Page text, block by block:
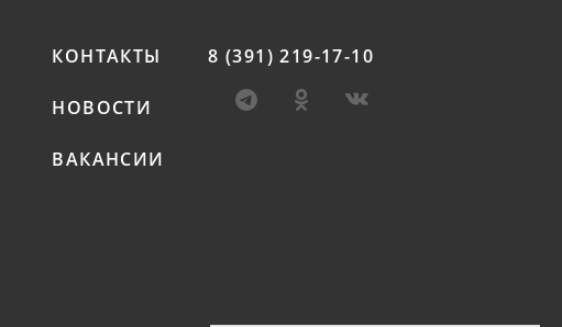
КОНТАКТЫ
НОВОСТИ
ВАКАНСИИ
8 (391) 219-17-10